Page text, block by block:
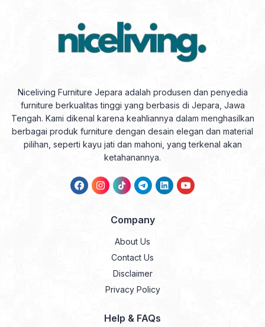
Niceliving Furniture Jepara adalah produsen dan penyedia
furniture berkualitas tinggi yang berbasis di Jepara, Jawa
Tengah. Kami dikenal karena keahliannya dalam menghasilkan
berbagai produk furniture dengan desain elegan dan material
pilihan, seperti kayu jati dan mahoni, yang terkenal akan
ketahanannya.
Company
About Us
Contact Us
Disclaimer
Privacy Policy
Help & FAQs